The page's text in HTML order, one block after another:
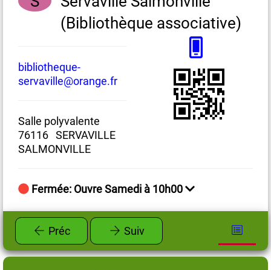
(Bibliothèque associative)
bibliotheque-
servaville@orange.fr
Salle polyvalente
76116 SERVAVILLE
SALMONVILLE
Fermée: Ouvre Samedi à 10h00
Préc Suiv